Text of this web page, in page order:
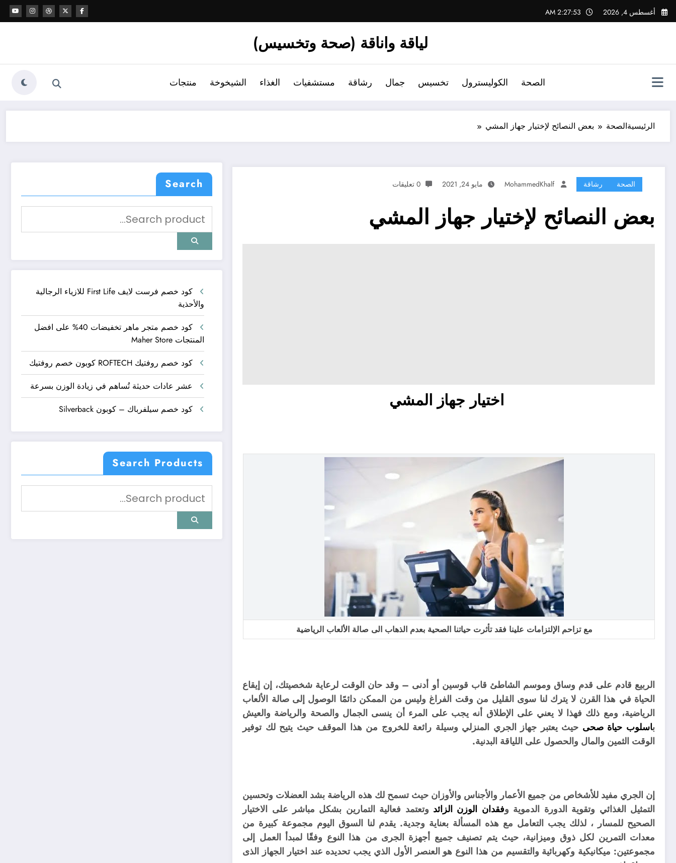
التجاوز
إلى
أغسطس 4, 2026 2:27:54 AM
لياقة واناقة (صحة وتخسيس)
الصحة الكوليسترول تخسيس جمال رشاقة مستشفيات الغذاء الشيخوخة منتجات
الرئيسيةالصحة بعض النصائح لإختيار جهاز المشي
الصحة رشاقة MohammedKhalf مايو 24, 2021 0 تعليقات
بعض النصائح لإختيار جهاز المشي
اختيار جهاز المشي
مع تزاحم الإلتزامات علينا فقد تأثرت حياتنا الصحية بعدم الذهاب الى صالة الألعاب الرياضية
الربيع قادم على قدم وساق وموسم الشاطئ قاب قوسين أو أدنى – وقد حان الوقت لرعاية شخصيتك، إن إيقاع
الحياة في هذا القرن لا يترك لنا سوى القليل من وقت الفراغ وليس من الممكن دائمًا الوصول إلى صالة الألعاب
الرياضية، ومع ذلك فهذا لا يعني على الإطلاق أنه يجب على المرء أن ينسى الجمال والصحة والرياضة والعيش
باسلوب حياة صحى حيث يعتبر جهاز الجري المنزلي وسيلة رائعة للخروج من هذا الموقف حيث يتيح لك توفير
الوقت الثمين والمال والحصول على اللياقة البدنية.
إن الجري مفيد للأشخاص من جميع الأعمار والأجناس والأوزان حيث تسمح لك هذه الرياضة بشد العضلات وتحسين
التمثيل الغذائي وتقوية الدورة الدموية وفقدان الوزن الزائد وتعتمد فعالية التمارين بشكل مباشر على الاختيار
الصحيح للمسار ، لذلك يجب التعامل مع هذه المسألة بعناية وجدية. يقدم لنا السوق اليوم مجموعة كبيرة من
معدات التمرين لكل ذوق وميزانية، حيثيتم تصنيف جميع أجهزة الجرى من هذا النوع وفقًا لمبدأ العمل إلى
مجموعتين: ميكانيكية وكهربائية والتقسيم من هذا النوع هو العنصر الأول الذي يجب تحديده عند اختيار الجهاز الذى
Search
كود خصم فرست لايف First Life للازياء الرجالية
والأحذية
كود خصم متجر ماهر تخفيضات 40% على افضل
المنتجات Maher Store
كود خصم روفتيك ROFTECH كوبون خصم روفتيك
عشر عادات حديثة تُساهم في زيادة الوزن بسرعة
كود خصم سيلفرباك – كوبون Silverback
Search Products